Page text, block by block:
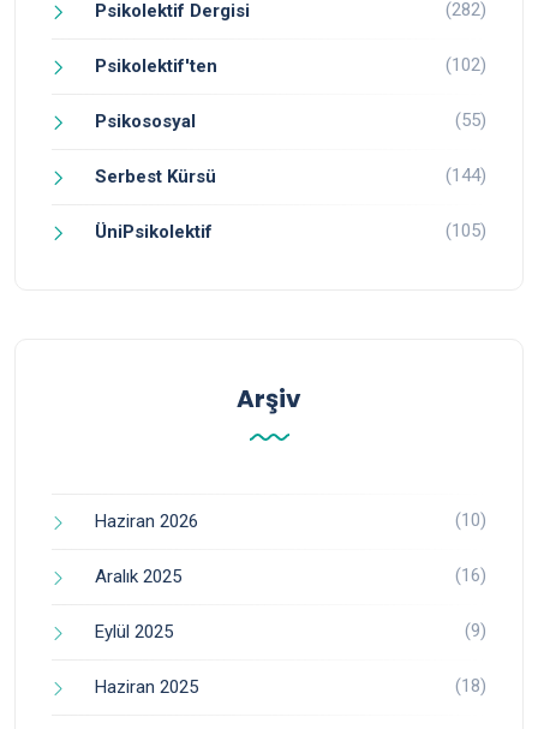
Psikolektif Dergisi (282)
Psikolektif'ten (102)
Psikososyal (55)
Serbest Kürsü (144)
ÜniPsikolektif (105)
Arşiv
Haziran 2026 (10)
Aralık 2025 (16)
Eylül 2025 (9)
Haziran 2025 (18)